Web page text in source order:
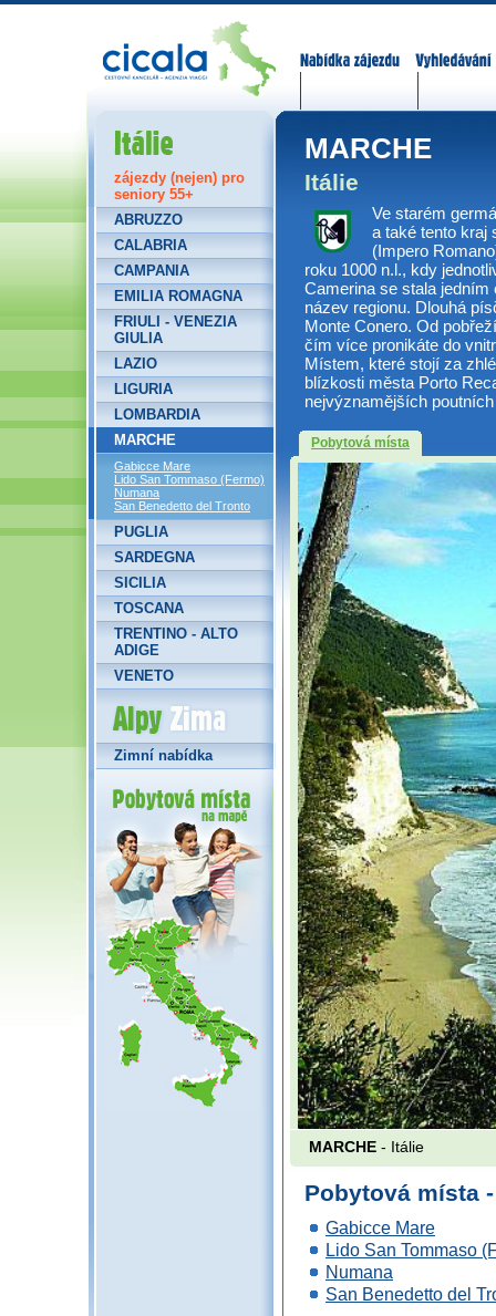
MARCHE
Itálie
Ve starém
a také tento kraj
(Impero
roku 1000 n.l., kdy
Camerina se stala jedním
název regionu. Dlouhá
Monte Conero. Od
čím více pronikáte do
Místem, které stojí za
blízkosti města Porto
nejvýznamějších
Pobytová místa
MARCHE - Itálie
Pobytová místa -
Gabicce Mare
Lido San Tommaso
Numana
San Benedetto del
Itálie
zájezdy (nejen) pro
seniory 55+
ABRUZZO
CALABRIA
CAMPANIA
EMILIA ROMAGNA
FRIULI - VENEZIA
GIULIA
LAZIO
LIGURIA
LOMBARDIA
MARCHE
Gabicce Mare
Lido San Tommaso (Fermo)
Numana
San Benedetto del Tronto
PUGLIA
SARDEGNA
SICILIA
TOSCANA
TRENTINO - ALTO
ADIGE
VENETO
Alpy Zima
Zimní nabídka